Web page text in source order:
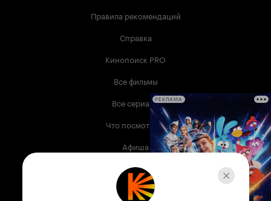
Правила рекомендаций
Справка
Кинопоиск PRO
Все фильмы
Все сериалы
Что посмотреть
Афиша
Музыка
Телепрограмма
РЕКЛАМА